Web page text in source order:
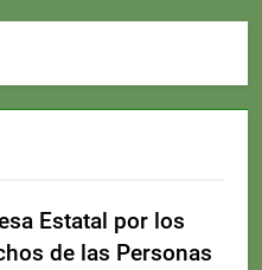
Estatal por los
de las Personas